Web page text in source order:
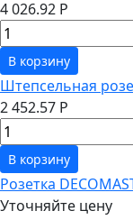
4 026.92 Р
В корзину
Штепсельная
2 452.57 Р
В корзину
Розетка
Уточняйте цену